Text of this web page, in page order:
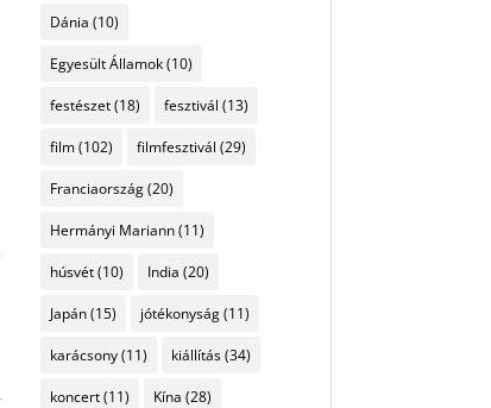
Dánia (10)
Egyesült Államok(10)
festészet(18) fesztivál (13)
film(102) filmfesztivál (29)
Franciaország(20)
Hermányi Mariann(11)
húsvét(10) India (20)
Japán(15) jótékonyság(11)
karácsony(11) kiállítás(34)
koncert(11) Kína (28)